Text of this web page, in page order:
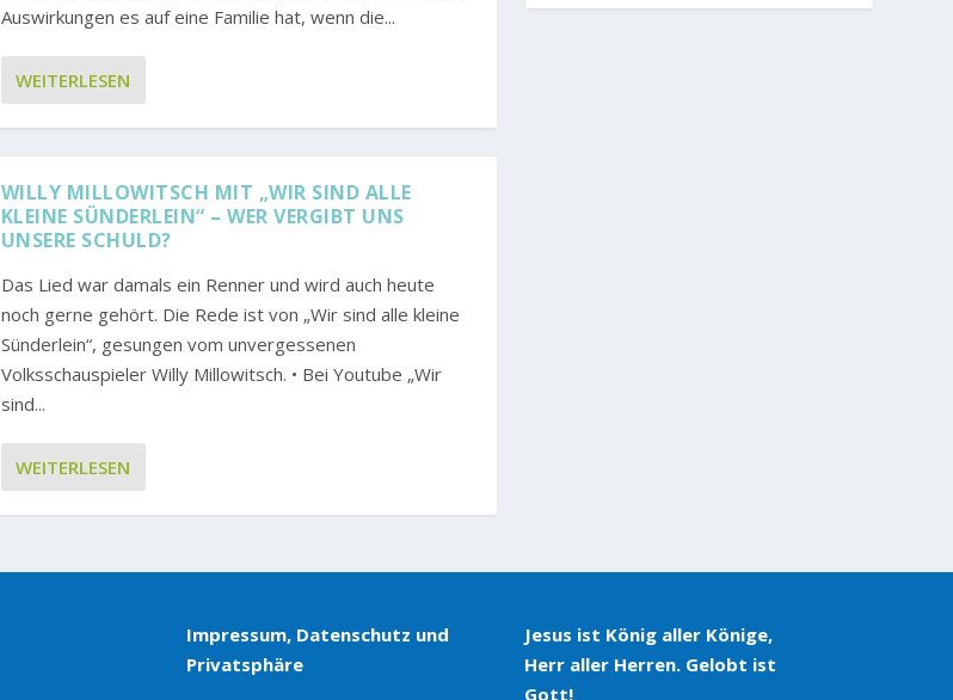
Auswirkungen es auf eine Familie hat, wenn die...
WEITERLESEN
WILLY MILLOWITSCH MIT „WIR SIND ALLE
KLEINE SÜNDERLEIN“ – WER VERGIBT UNS
UNSERE SCHULD?
Das Lied war damals ein Renner und wird auch heute
noch gerne gehört. Die Rede ist von „Wir sind alle kleine
Sünderlein“, gesungen vom unvergessenen
Volksschauspieler Willy Millowitsch. • Bei Youtube „Wir
sind...
WEITERLESEN
Impressum, Datenschutz und
Privatsphäre
Jesus ist König aller Könige,
Herr aller Herren. Gelobt ist
Gott!